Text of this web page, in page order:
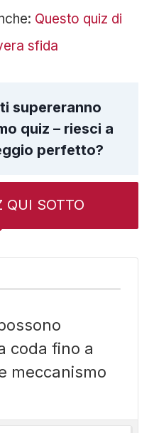
Questo quiz di
sfida
supereranno
quiz – riesci a
perfetto?
QUI SOTTO
coda fino a
meccanismo